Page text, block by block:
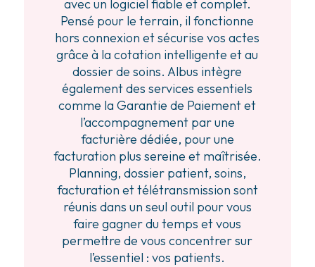
avec un logiciel fiable et complet.
Pensé pour le terrain, il fonctionne
hors connexion et sécurise vos actes
grâce à la cotation intelligente et au
dossier de soins. Albus intègre
également des services essentiels
comme la Garantie de Paiement et
l’accompagnement par une
facturière dédiée, pour une
facturation plus sereine et maîtrisée.
Planning, dossier patient, soins,
facturation et télétransmission sont
réunis dans un seul outil pour vous
faire gagner du temps et vous
permettre de vous concentrer sur
l’essentiel : vos patients.